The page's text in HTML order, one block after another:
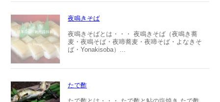
夜鳴きそば
夜鳴きそばとは・・・ 夜鳴きそば（夜鳴き蕎
麦・夜鳴そば・夜啼蕎麦・夜啼そば・よなきそ
ば・Yonakisoba）...
たで酢